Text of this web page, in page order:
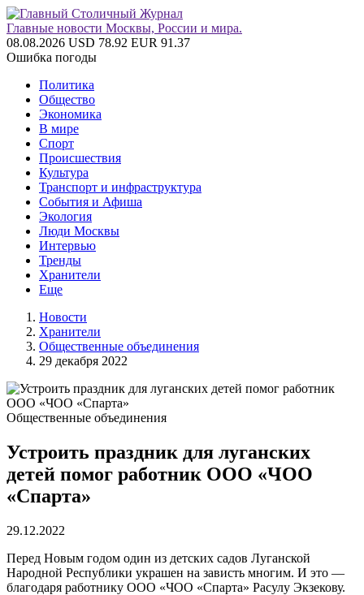
Главные новости Москвы, России и мира.
08.08.2026 USD 78.92 EUR 91.37
Ошибка погоды
Политика
Общество
Экономика
В мире
Спорт
Происшествия
Культура
Транспорт и инфраструктура
События и Афиша
Экология
Люди Москвы
Интервью
Тренды
Хранители
Еще
Новости
Хранители
Общественные объединения
29 декабря 2022
Общественные объединения
Устроить праздник для луганских
детей помог работник ООО «ЧОО
«Спарта»
29.12.2022
Перед Новым годом один из детских садов Луганской
Народной Республики украшен на зависть многим. И это —
благодаря работнику ООО «ЧОО «Спарта» Расулу Экзекову.